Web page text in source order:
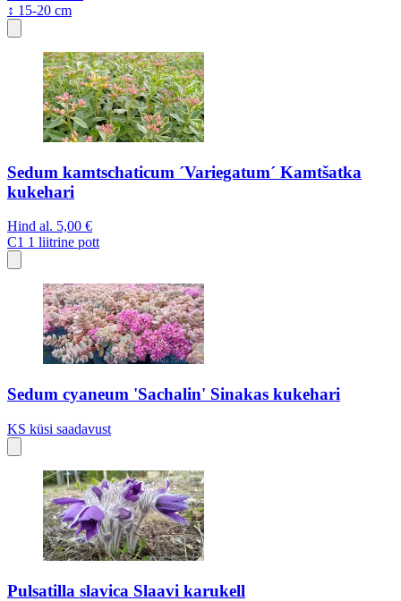
↕ 15-20 cm
Sedum kamtschaticum ´Variegatum´ Kamtšatka
kukehari
Hind al. 5,00 €
C1 1 liitrine pott
Sedum cyaneum 'Sachalin' Sinakas kukehari
KS küsi saadavust
Pulsatilla slavica Slaavi karukell